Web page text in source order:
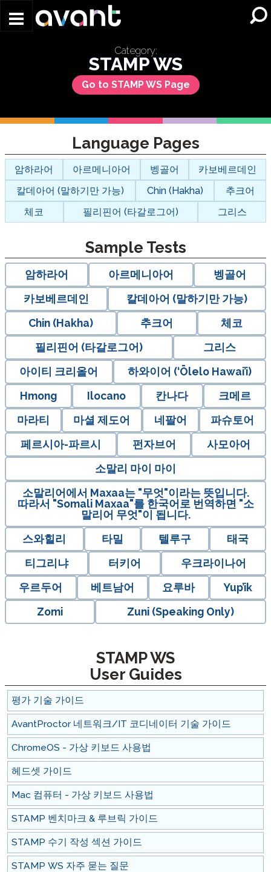
Category:
STAMP WS
Go to STAMP WS Page
Language Pages
암하라어 아르메니아어 벵골어
카보베르데인
칼데아어 (말하기만 가능)
Chin (Hakha)
추크어
체코
필리핀어 (타갈로그어) 그리스
Sample Tests
암하라어 아르메니아어
벵골어
카보베르데인
칼데아어 (말하기만 가능)
Chin (Hakha)
추크어
체코
필리핀어 (타갈로그어)
그리스
아이티 크리올어
하와이어 (‘Ōlelo Hawai’i)
Hmong
Ilocano 칸나다
크메르
마라티
마셜 제도어 네팔어
파슈토어
페르시아-파르시
펀자브어
사모아어
소말리 마이 마이
소말리어에서 Maxaa는 "무엇"이라는 뜻입니다.
따라서 "Somali Maxaa"를 한국어로 번역하면 "소
말리어 무엇"이 됩니다.
스와힐리
타밀 텔루구
태국
티그리냐
터키어
우크라이나어
우르두어
베트남어 요루바
Yup’ik
Zomi
Zuni (Speaking Only)
STAMP WS
User Guides
평가 기술 가이드
AvantProctor 네트워크/IT 코디네이터 기술 가이드
ChromeOS - 가상 키보드 사용법
헤드셋 가이드
Mac 컴퓨터 - 가상 키보드 사용법
STAMP 벤치마크 & 루브릭 가이드
STAMP 수기 작성 섹션 가이드
STAMP WS 자주 묻는 질문